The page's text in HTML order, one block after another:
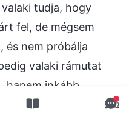
tudja, hogy
fel, de mégsem
és nem próbálja
valaki rámutat
hanem inkább
(Hajthatatlanság.)